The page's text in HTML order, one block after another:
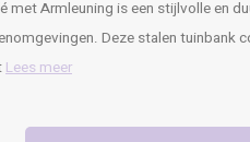
met Armleuning is een stijlvolle en
Deze stalen
Lees meer